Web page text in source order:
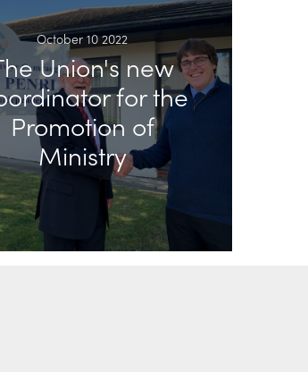
October 10 2022
Union's new
for the
Promotion of
Ministry